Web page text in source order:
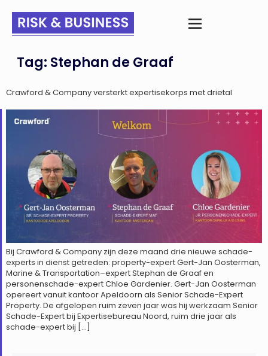
Tag: Stephan de Graaf
Crawford & Company versterkt expertisekorps met drietal
Bij Crawford & Company zijn deze maand drie nieuwe schade-
experts in dienst getreden: property-expert Gert-Jan Oosterman,
Marine & Transportation–expert Stephan de Graaf en
personenschade-expert Chloe Gardenier. Gert-Jan Oosterman
opereert vanuit kantoor Apeldoorn als Senior Schade-Expert
Property. De afgelopen ruim zeven jaar was hij werkzaam Senior
Schade-Expert bij Expertisebureau Noord, ruim drie jaar als
schade-expert bij […]